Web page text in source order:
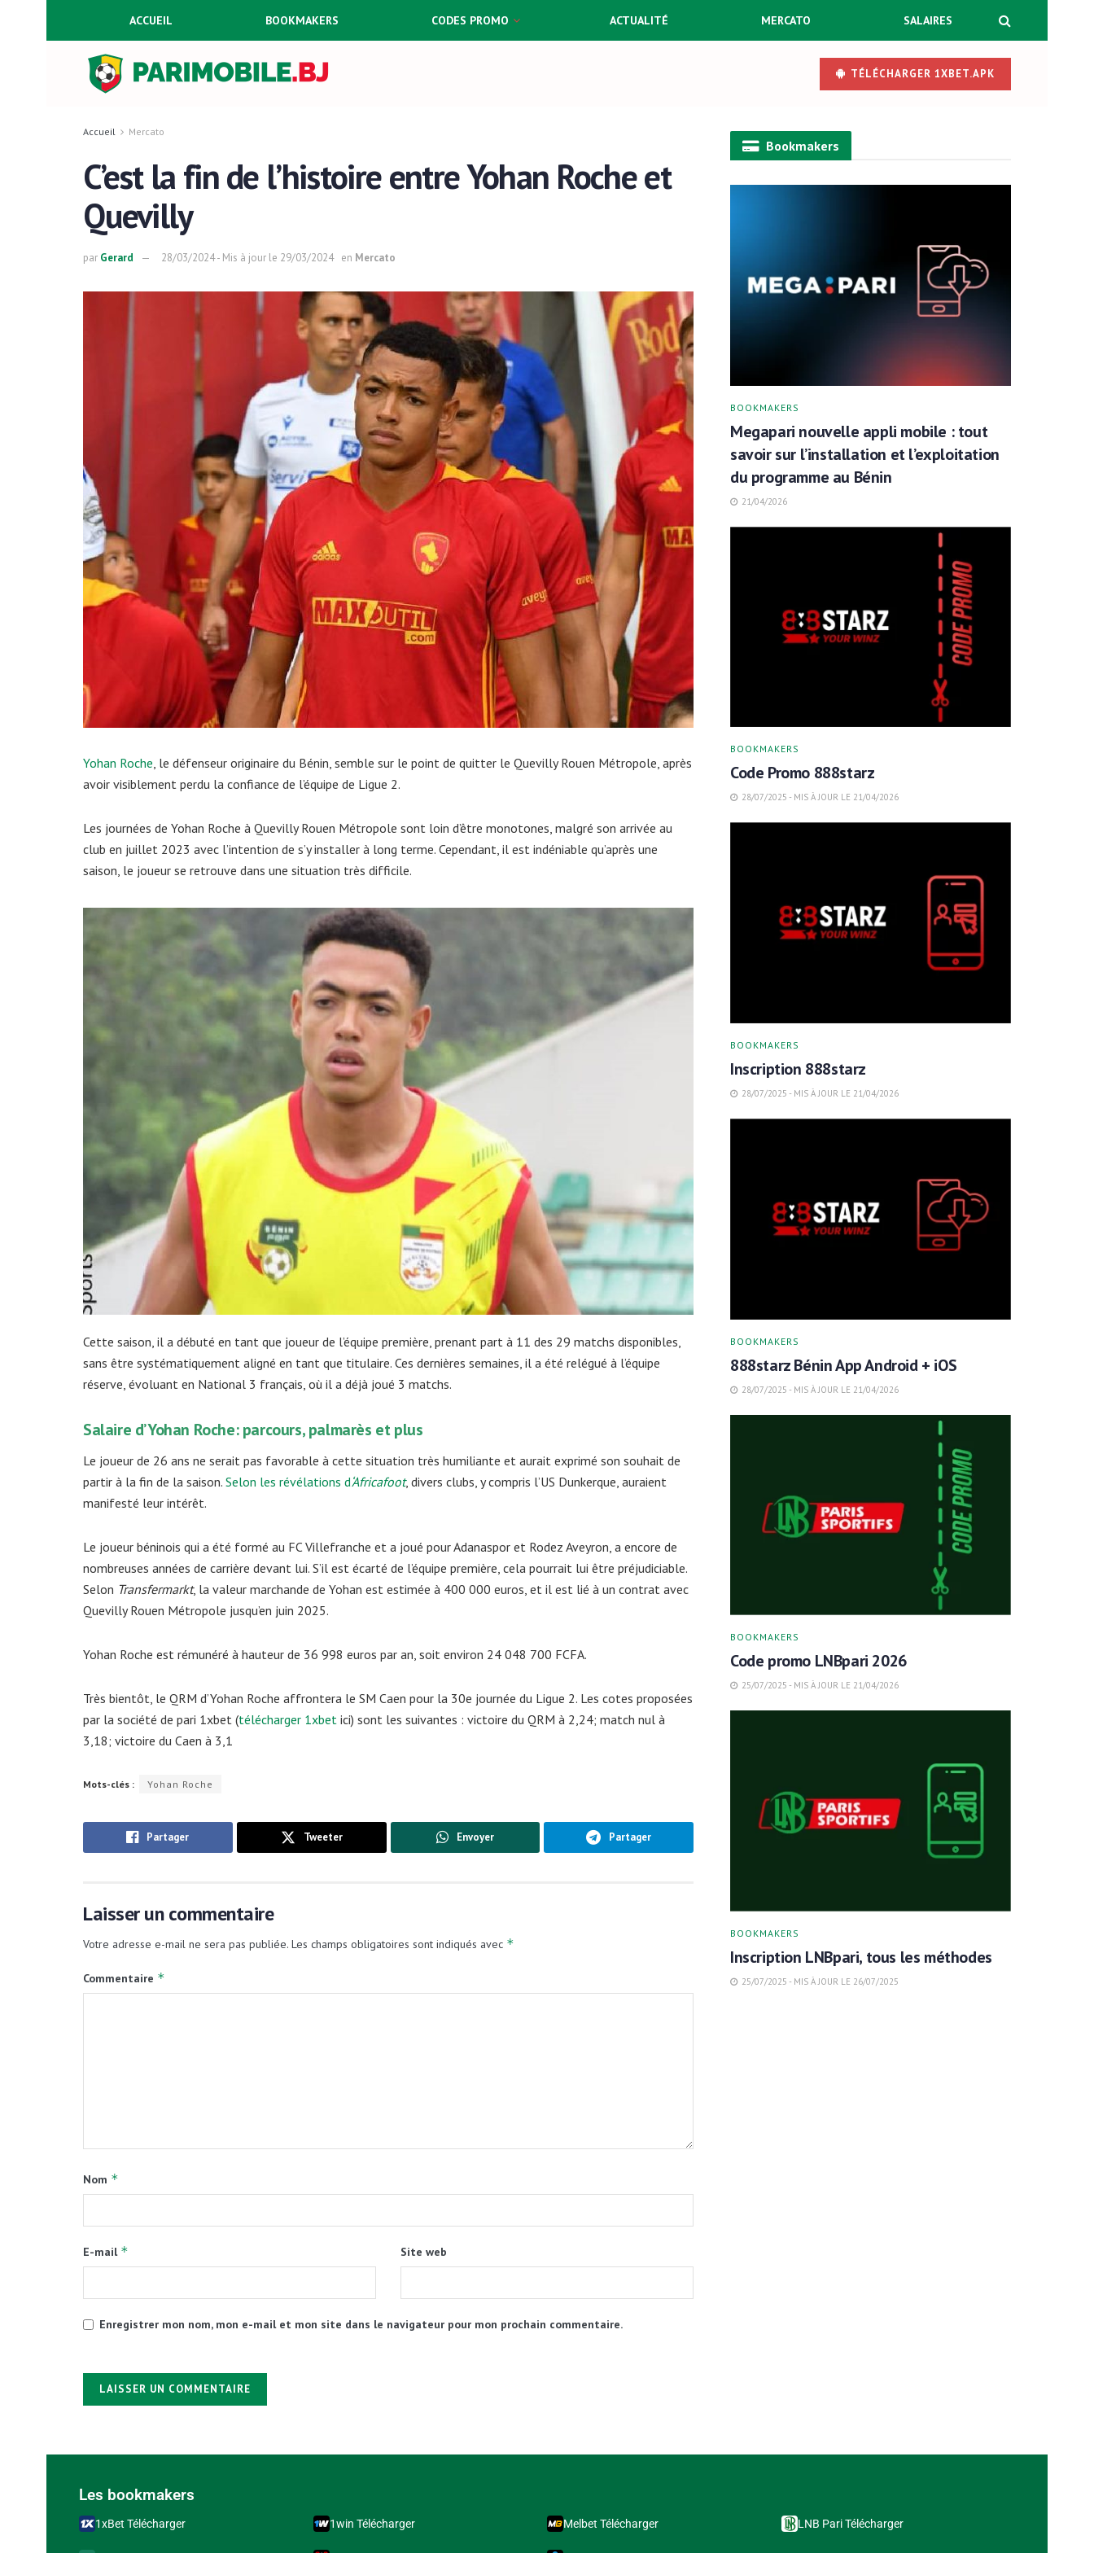
ACCUEIL BOOKMAKERS CODES PROMO ACTUALITÉ MERCATO SALAIRES
TÉLÉCHARGER 1XBET.APK
Accueil Mercato
C’est la fin de l’histoire entre Yohan Roche et
Quevilly
par Gerard 28/03/2024 - Mis à jour le 29/03/2024 en Mercato
Yohan Roche , le défenseur originaire du Bénin, semble sur le point de quitter le Quevilly Rouen Métropole, après
avoir visiblement perdu la confiance de l’équipe de Ligue 2.
Les journées de Yohan Roche à Quevilly Rouen Métropole sont loin d’être monotones, malgré son arrivée au
club en juillet 2023 avec l’intention de s’y installer à long terme. Cependant, il est indéniable qu’après une
saison, le joueur se retrouve dans une situation très difficile.
Cette saison, il a débuté en tant que joueur de l’équipe première, prenant part à 11 des 29 matchs disponibles,
sans être systématiquement aligné en tant que titulaire. Ces dernières semaines, il a été relégué à l’équipe
réserve, évoluant en National 3 français, où il a déjà joué 3 matchs.
Salaire d’Yohan Roche: parcours, palmarès et plus
Le joueur de 26 ans ne serait pas favorable à cette situation très humiliante et aurait exprimé son souhait de
partir à la fin de la saison. Selon les révélations d‘Africafoot, divers clubs, y compris l’US Dunkerque, auraient
manifesté leur intérêt.
Le joueur béninois qui a été formé au FC Villefranche et a joué pour Adanaspor et Rodez Aveyron, a encore de
nombreuses années de carrière devant lui. S’il est écarté de l’équipe première, cela pourrait lui être préjudiciable.
Selon Transfermarkt, la valeur marchande de Yohan est estimée à 400 000 euros, et il est lié à un contrat avec
Quevilly Rouen Métropole jusqu’en juin 2025.
Yohan Roche est rémunéré à hauteur de 36 998 euros par an, soit environ 24 048 700 FCFA.
Très bientôt, le QRM d’Yohan Roche affrontera le SM Caen pour la 30e journée du Ligue 2. Les cotes proposées
par la société de pari 1xbet (télécharger 1xbet ici) sont les suivantes : victoire du QRM à 2,24; match nul à
3,18; victoire du Caen à 3,1
Mots-clés : Yohan Roche
Partager Tweeter Envoyer Partager
Laisser un commentaire
Votre adresse e-mail ne sera pas publiée. Les champs obligatoires sont indiqués avec *
Commentaire *
Nom *
E-mail * Site web
Enregistrer mon nom, mon e-mail et mon site dans le navigateur pour mon prochain commentaire.
Bookmakers
BOOKMAKERS
Megapari nouvelle appli mobile : tout
savoir sur l’installation et l’exploitation
du programme au Bénin
21/04/2026
BOOKMAKERS
Code Promo 888starz
28/07/2025 - MIS À JOUR LE 21/04/2026
BOOKMAKERS
Inscription 888starz
28/07/2025 - MIS À JOUR LE 21/04/2026
BOOKMAKERS
888starz Bénin App Android + iOS
28/07/2025 - MIS À JOUR LE 21/04/2026
BOOKMAKERS
Code promo LNBpari 2026
25/07/2025 - MIS À JOUR LE 21/04/2026
BOOKMAKERS
Inscription LNBpari, tous les méthodes
25/07/2025 - MIS À JOUR LE 26/07/2025
Les bookmakers
1xBet Télécharger 1win Télécharger Melbet Télécharger LNB Pari Télécharger